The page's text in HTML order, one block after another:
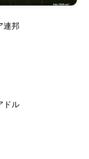
連邦
ドル